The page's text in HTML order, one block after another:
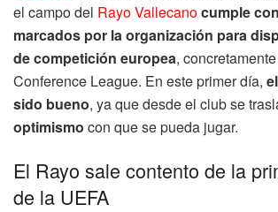
el campo del Rayo Vallecanocumple
marcados por la organización para
de competición europea,
Conference League. En este primer día,
sido bueno, ya que desde el club se
optimismo con que se pueda jugar.
El Rayo sale contento de la
de la UEFA